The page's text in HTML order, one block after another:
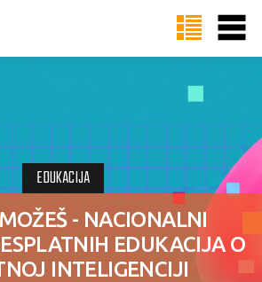
EDUKACIJA
- NACIONALNI
EDUKACIJA O
INTELIGENCIJI